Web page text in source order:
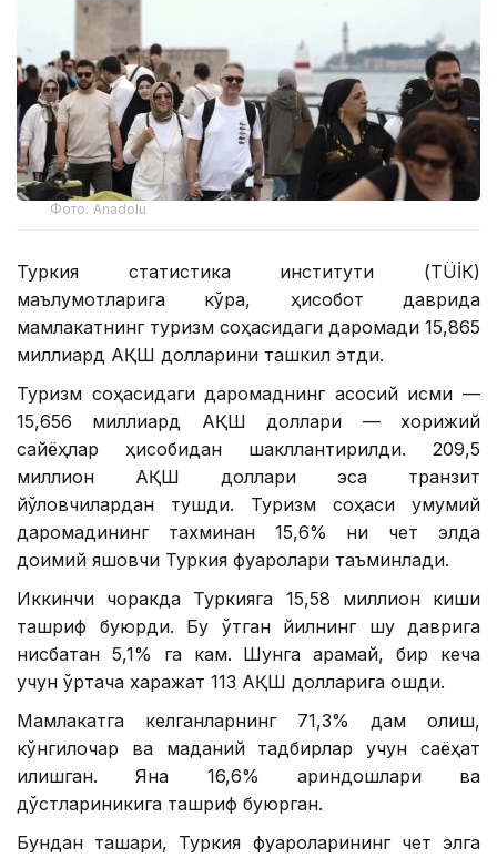
Фото: Anadolu
Туркия статистика институти (ТÜİК)
маълумотларига кўра, ҳисобот даврида
мамлакатнинг туризм соҳасидаги даромади 15,865
миллиард АҚШ долларини ташкил этди.
Туризм соҳасидаги даромаднинг асосий қисми —
15,656 миллиард АҚШ доллари — хорижий
сайёҳлар ҳисобидан шакллантирилди. 209,5
миллион АҚШ доллари эса транзит
йўловчилардан тушди. Туризм соҳаси умумий
даромадининг тахминан 15,6% ни чет элда
доимий яшовчи Туркия фуқаролари таъминлади.
Иккинчи чоракда Туркияга 15,58 миллион киши
ташриф буюрди. Бу ўтган йилнинг шу даврига
нисбатан 5,1% га кам. Шунга қарамай, бир кеча
учун ўртача харажат 113 АҚШ долларига ошди.
Мамлакатга келганларнинг 71,3% дам олиш,
кўнгилочар ва маданий тадбирлар учун саёҳат
қилишган. Яна 16,6% қариндошлари ва
дўстлариникига ташриф буюрган.
Бундан ташқари, Туркия фуқароларининг чет элга